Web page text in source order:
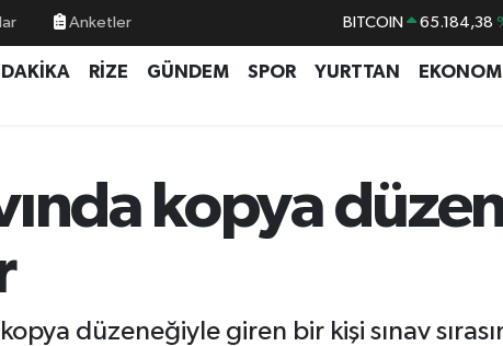
Anketler BITCOIN 65.184,38
DOLAR 47,7239
GRAM ALTIN
BİST100 13.779
RİZE GÜNDEM SPOR YURTTAN EKONOMİ
kopya
düzeneğiyle giren bir kişi sınav